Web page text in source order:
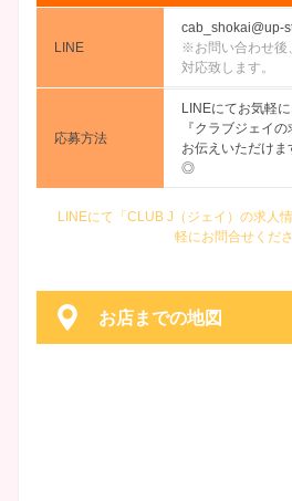
LINE
cab_shokai@up-
※お問い合わせ後
対応致します。
応募方法
LINEにてお気軽
『クラブジェイ
お伝えいただけ
◎
LINEにて「CLUB J（ジェイ）の求人
軽にお問合せくださ
お店までの地図